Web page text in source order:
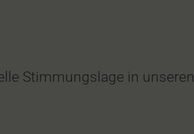
Stimmungslage in unseren